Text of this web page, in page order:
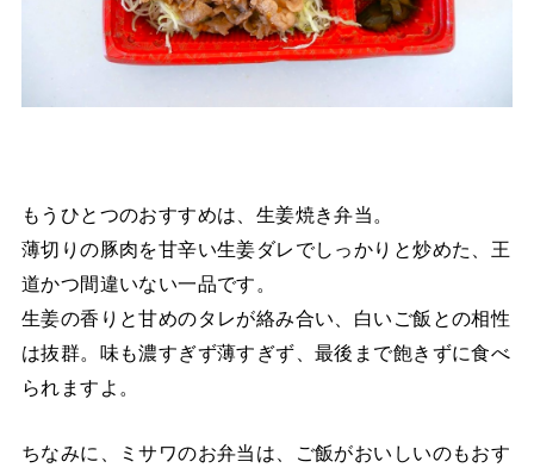
もうひとつのおすすめは、生姜焼き弁当。
薄切りの豚肉を甘辛い生姜ダレでしっかりと炒めた、王
道かつ間違いない一品です。
生姜の香りと甘めのタレが絡み合い、白いご飯との相性
は抜群。味も濃すぎず薄すぎず、最後まで飽きずに食べ
られますよ。
ちなみに、ミサワのお弁当は、ご飯がおいしいのもおす